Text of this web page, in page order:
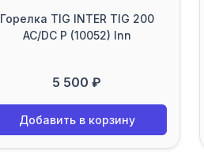
Горелка TIG INTER TIG 200
AC/DC P (10052) Inn
5 500 ₽
Добавить в корзину